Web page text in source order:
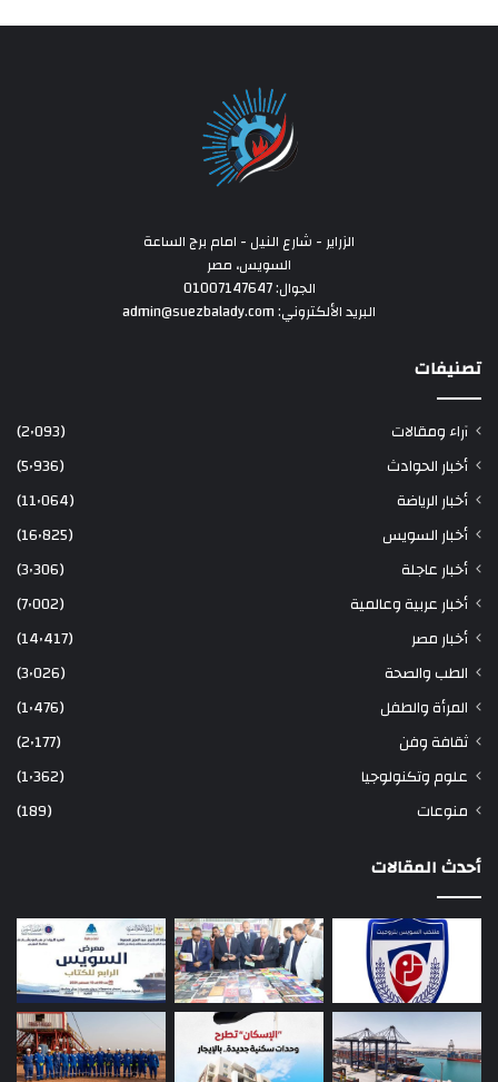
الزراير - شارع النيل - امام برج الساعة
السويس، مصر
الجوال: 01007147647
البريد الألكتروني: admin@suezbalady.com
تصنيفات
آراء ومقالات
(2٬093)
أخبار الحوادث
(5٬936)
أخبار الرياضة
(11٬064)
أخبار السويس
(16٬825)
أخبار عاجلة
(3٬306)
أخبار عربية وعالمية
(7٬002)
أخبار مصر
(14٬417)
الطب والصحة
(3٬026)
المرأة والطفل
(1٬476)
ثقافة وفن
(2٬177)
علوم وتكنولوجيا
(1٬362)
منوعات
(189)
أحدث المقالات